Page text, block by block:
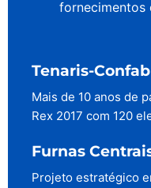
fornecimentos
Tenaris-Confab
Mais de 10 anos de
Rex 2017 com 120
Furnas
Projeto estratégico